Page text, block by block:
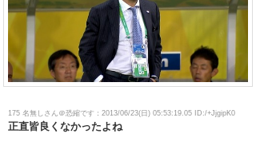
175 名無しさん＠恐縮です：2013/06/23(日) 05:53:19.05 ID:/+JjgipK0
正直皆良くなかったよね